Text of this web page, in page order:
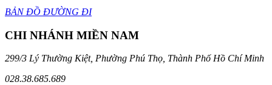
BẢN ĐỒ ĐƯỜNG ĐI
CHI NHÁNH MIỀN NAM
299/3 Lý Thường Kiệt, Phường Phú Thọ, Thành Phố Hồ Chí Minh
028.38.685.689